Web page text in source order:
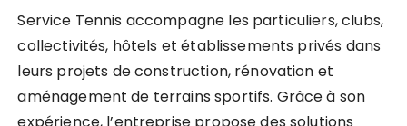
Service Tennis accompagne les particuliers, clubs,
collectivités, hôtels et établissements privés dans
leurs projets de construction, rénovation et
aménagement de terrains sportifs. Grâce à son
expérience, l’entreprise propose des solutions